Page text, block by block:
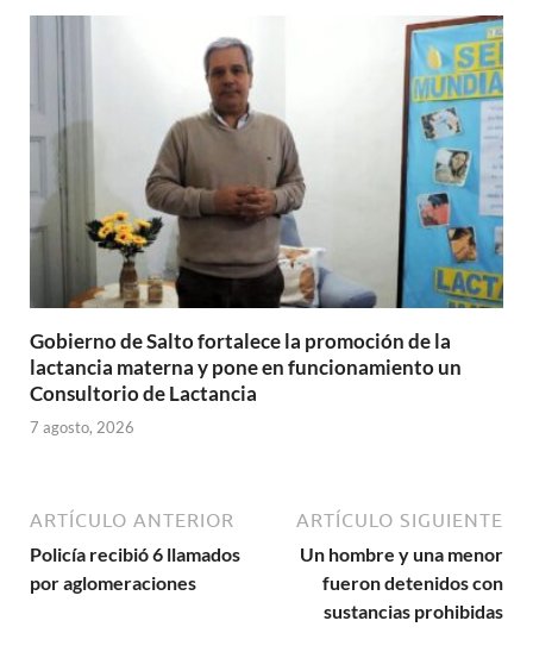
Gobierno de Salto fortalece la promoción de la
lactancia materna y pone en funcionamiento un
Consultorio de Lactancia
7 agosto, 2026
ARTÍCULO ANTERIOR
Policía recibió 6 llamados
por aglomeraciones
ARTÍCULO SIGUIENTE
Un hombre y una menor
fueron detenidos con
sustancias prohibidas